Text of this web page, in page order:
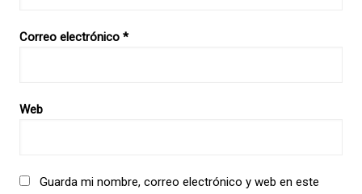
Correo electrónico *
Web
Guarda mi nombre, correo electrónico y web en este